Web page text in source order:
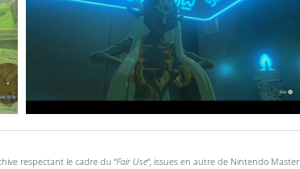
respectant le cadre du “Fair Use“, issues en autre de Nintendo Master